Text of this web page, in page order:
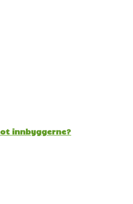
innbyggerne?